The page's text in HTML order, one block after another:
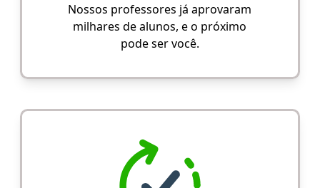
Nossos professores já aprovaram
milhares de alunos, e o próximo
pode ser você.